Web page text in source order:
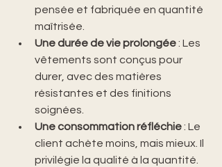
pensée et fabriquée en quantité
maîtrisée.
Une durée de vie prolongée : Les
vêtements sont conçus pour
durer, avec des matières
résistantes et des finitions
soignées.
Une consommation réfléchie : Le
client achète moins, mais mieux. Il
privilégie la qualité à la quantité.